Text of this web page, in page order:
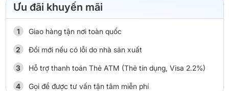
Ưu đãi khuyến mãi
Giao hàng tận nơi toàn quốc
Đổi mới nếu có lỗi do nhà sản xuất
Hỗ trợ thanh toán Thẻ ATM (Thẻ tín dụng, Visa 2.2%)
Gọi để được tư vấn tận tâm miễn phí